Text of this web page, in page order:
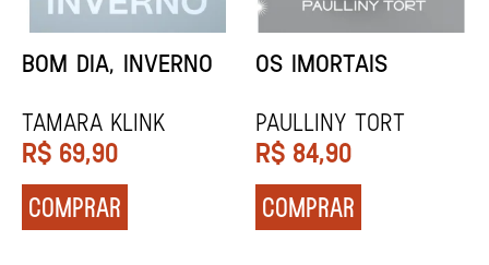
ORIXÁS
REGINALDO PRANDI
R$ 79,90
COMPRAR
ORAÇÃO PARA
Socorro Acioli
R$ 74,90
COMPRAR